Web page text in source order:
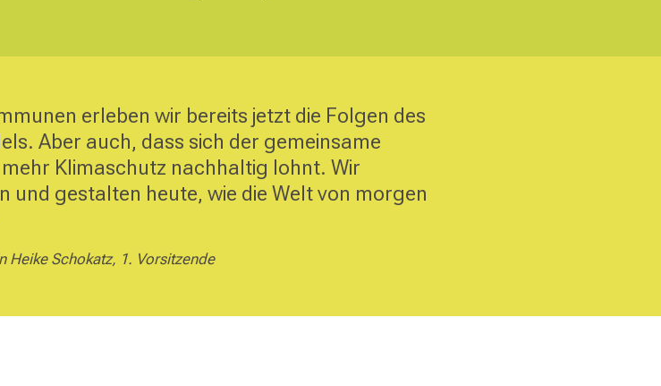
erleben wir bereits jetzt die Folgen des
Aber auch, dass sich der gemeinsame
Klimaschutz nachhaltig lohnt. Wir
und gestalten heute, wie die Welt von morgen
Heike Schokatz, 1. Vorsitzende